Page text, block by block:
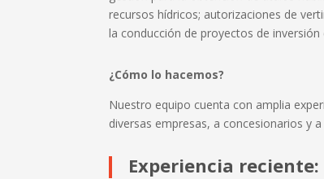
recursos hídricos; autorizaciones de
la conducción de proyectos de
¿Cómo lo hacemos?
Nuestro equipo cuenta con amplia
diversas empresas, a concesionarios y
Experiencia reciente: